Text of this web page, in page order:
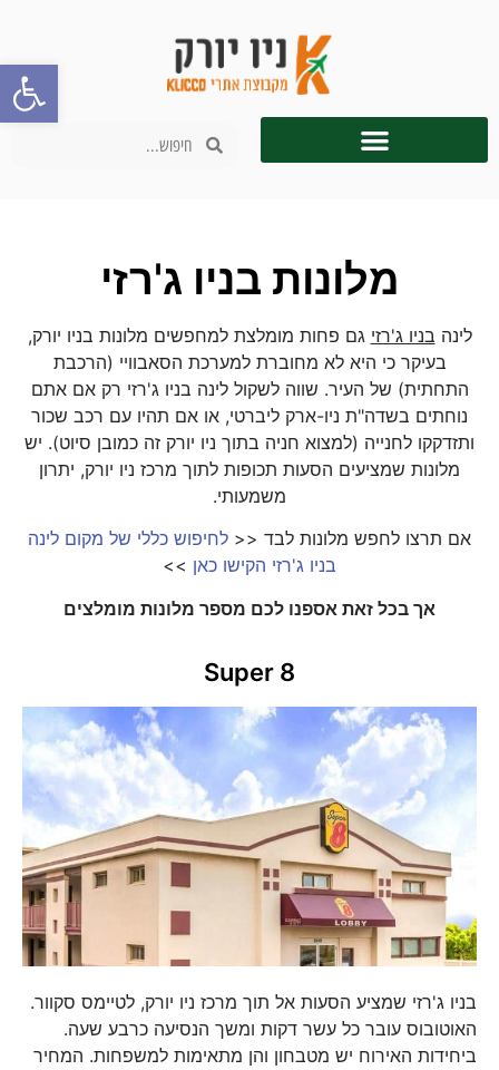
מלונות בניו ג'רזי
לינה בניו ג'רזי גם פחות מומלצת למחפשים מלונות בניו יורק,
בעיקר כי היא לא מחוברת למערכת הסאבוויי (הרכבת
התחתית) של העיר. שווה לשקול לינה בניו ג'רזי רק אם אתם
נוחתים בשדה"ת ניו-ארק ליברטי, או אם תהיו עם רכב שכור
ותזדקקו לחנייה (למצוא חניה בתוך ניו יורק זה כמובן סיוט). יש
מלונות שמציעים הסעות תכופות לתוך מרכז ניו יורק, יתרון
משמעותי.
אם תרצו לחפש מלונות לבד << לחיפוש כללי של מקום לינה
בניו ג'רזי הקישו כאן >>
אך בכל זאת אספנו לכם מספר מלונות מומלצים
Super 8
בניו ג'רזי שמציע הסעות אל תוך מרכז ניו יורק, לטיימס סקוור.
האוטובוס עובר כל עשר דקות ומשך הנסיעה כרבע שעה.
ביחידות האירוח יש מטבחון והן מתאימות למשפחות. המחיר
פתח